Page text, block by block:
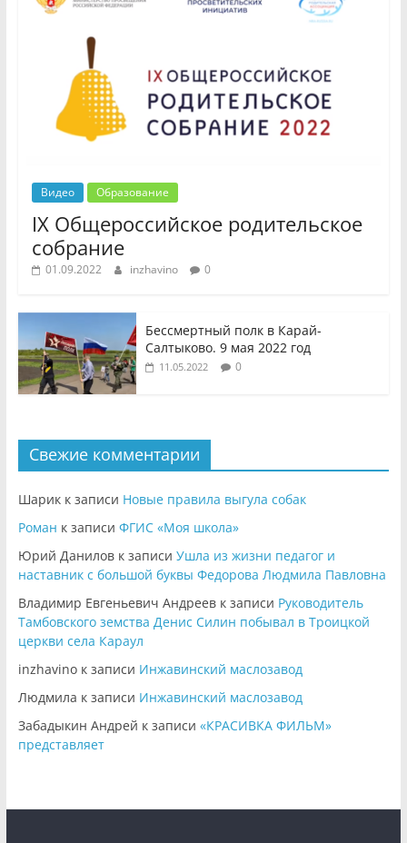
Видео Образование
IX Общероссийское родительское
собрание
01.09.2022 inzhavino 0
Бессмертный полк в Карай-
Салтыково. 9 мая 2022 год
11.05.2022 0
Свежие комментарии
Шарикк записи Новые правила выгула собак
Роман к записи ФГИС «Моя школа»
Юрий Даниловк записи Ушла из жизни педагог и
наставник с большой буквы Федорова Людмила Павловна
Владимир Евгеньевич Андреевк записи Руководитель
Тамбовского земства Денис Силин побывал в Троицкой
церкви села Караул
inzhavinoк записи Инжавинский маслозавод
Людмила к записи Инжавинский маслозавод
Забадыкин Андрей к записи «КРАСИВКА ФИЛЬМ»
представляет